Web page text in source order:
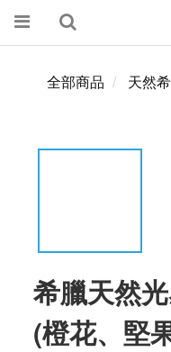
全部商品 天然
希臘天然
(橙花、堅